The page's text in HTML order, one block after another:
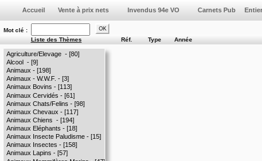
Mot clé :
Vente à prix nets Invendus 94e VO
Liste des Thèmes Réf. Type Année